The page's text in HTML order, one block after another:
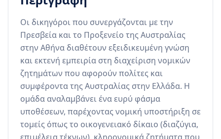
Οι δικηγόροι που συνεργάζονται με την
Πρεσβεία και το Προξενείο της Αυστραλίας
στην Αθήνα διαθέτουν εξειδικευμένη γνώση
και εκτενή εμπειρία στη διαχείριση νομικών
ζητημάτων που αφορούν πολίτες και
συμφέροντα της Αυστραλίας στην Ελλάδα. Η
ομάδα αναλαμβάνει ένα ευρύ φάσμα
υποθέσεων, παρέχοντας νομική υποστήριξη σε
τομείς όπως το οικογενειακό δίκαιο (διαζύγια,